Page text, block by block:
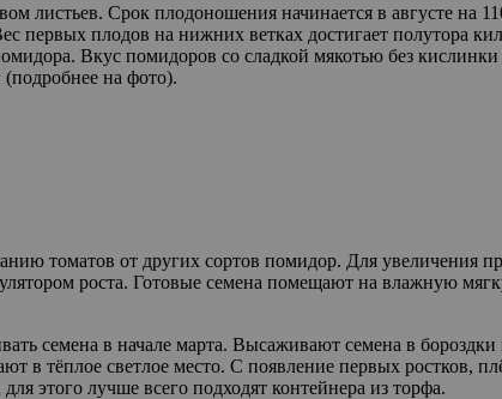
Срок плодоношения начинается в августе на
первых плодов на нижних ветках достигает полутора
Вкус помидоров со сладкой мякотью без
на фото).
томатов от других сортов помидор. Для увеличения
роста. Готовые семена помещают на влажную
семена в начале марта. Высаживают семена в бороздки
в тёплое светлое место. С появление первых ростков,
этого лучше всего подходят контейнера из торфа.